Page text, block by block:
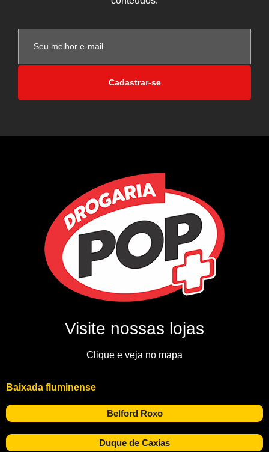
Cadastrar-se
Visite nossas lojas
Clique e veja no mapa
Baixada fluminense
Belford Roxo
Duque de Caxias